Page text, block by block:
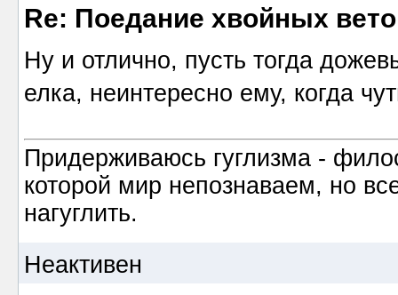
Re: Поедание хвойных
Ну и отлично, пусть тогда
елка, неинтересно ему, когда
Придерживаюсь гуглизма -
которой мир непознаваем, но
нагуглить.
Неактивен